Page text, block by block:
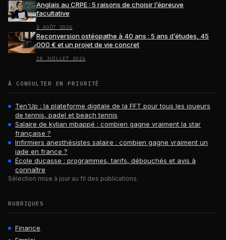
Anglais au CRPE : 5 raisons de choisir l’épreuve
facultative
3 AOÛT 2026
Reconversion ostéopathe à 40 ans : 5 ans d’études, 45
000 € et un projet de vie concret
28 JUILLET 2026
À CONSULTER EN PRIORITÉ
Ten'Up : la plateforme digitale de la FFT pour tous les joueurs
de tennis, padel et beach tennis
Salaire de kylian mbappé : combien gagne vraiment la star
française ?
Infirmiers anesthésistes salaire : combien gagne vraiment un
iade en france ?
École ducasse : programmes, tarifs, débouchés et avis à
connaître
Sélection mise à jour au fil des publications.
RUBRIQUES
Finance